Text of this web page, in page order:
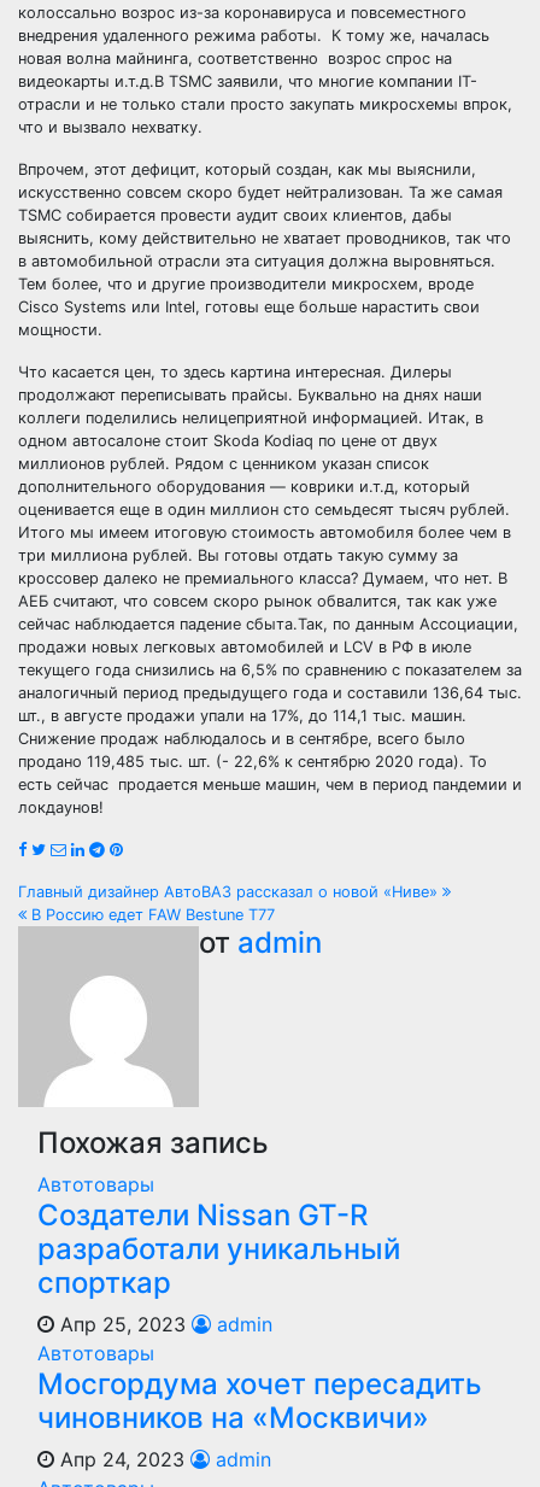
колоссально возрос из-за коронавируса и повсеместного
внедрения удаленного режима работы. К тому же, началась
новая волна майнинга, соответственно возрос спрос на
видеокарты и.т.д.В TSMC заявили, что многие компании IT-
отрасли и не только стали просто закупать микросхемы впрок,
что и вызвало нехватку.
Впрочем, этот дефицит, который создан, как мы выяснили,
искусственно совсем скоро будет нейтрализован. Та же самая
TSMC собирается провести аудит своих клиентов, дабы
выяснить, кому действительно не хватает проводников, так что
в автомобильной отрасли эта ситуация должна выровняться.
Тем более, что и другие производители микросхем, вроде
Cisco Systems или Intel, готовы еще больше нарастить свои
мощности.
Что касается цен, то здесь картина интересная. Дилеры
продолжают переписывать прайсы. Буквально на днях наши
коллеги поделились нелицеприятной информацией. Итак, в
одном автосалоне стоит Skoda Kodiaq по цене от двух
миллионов рублей. Рядом с ценником указан список
дополнительного оборудования — коврики и.т.д, который
оценивается еще в один миллион сто семьдесят тысяч рублей.
Итого мы имеем итоговую стоимость автомобиля более чем в
три миллиона рублей. Вы готовы отдать такую сумму за
кроссовер далеко не премиального класса? Думаем, что нет. В
АЕБ считают, что совсем скоро рынок обвалится, так как уже
сейчас наблюдается падение сбыта.Так, по данным Ассоциации,
продажи новых легковых автомобилей и LCV в РФ в июле
текущего года снизились на 6,5% по сравнению с показателем за
аналогичный период предыдущего года и составили 136,64 тыс.
шт., в августе продажи упали на 17%, до 114,1 тыс. машин.
Снижение продаж наблюдалось и в сентябре, всего было
продано 119,485 тыс. шт. (- 22,6% к сентябрю 2020 года). То
есть сейчас продается меньше машин, чем в период пандемии и
локдаунов!
Навигация
записям
Главный дизайнер АвтоВАЗ рассказал о новой «Ниве»
В Россию едет FAW Bestune T77
от admin
Похожая запись
Автотовары
Создатели Nissan GT-R
разработали уникальный
спорткар
Апр 25, 2023
admin
Автотовары
Мосгордума хочет пересадить
чиновников на «Москвичи»
Апр 24, 2023
admin